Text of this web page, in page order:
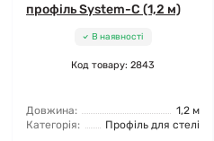
профіль System-C (1,2 м)
В наявності
Код товару: 2843
Довжина:
1,2 м
Категорія:
Профіль для стелі